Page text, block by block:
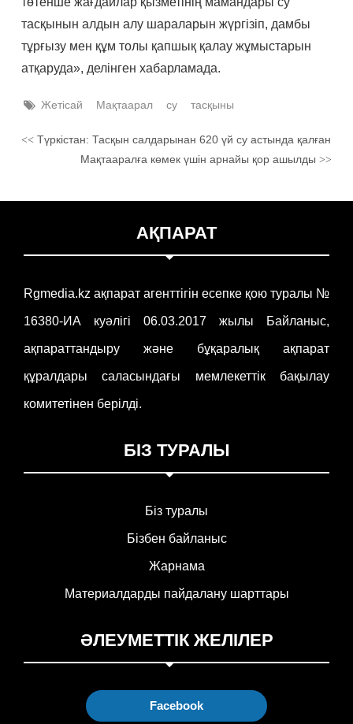
тасқынын алдын алу шараларын жүргізіп, дамбы
тұрғызу мен құм толы қапшық қалау жұмыстарын
атқаруда», делінген хабарламада.
Жетісай Мақтаарал су тасқыны
<<Түркістан: Тасқын салдарынан 620 үй су астында қалған
Мақтааралға көмек үшін арнайы қор ашылды>>
АҚПАРАТ
Rgmedia.kz ақпарат агенттігін есепке қою туралы №
16380-ИА куәлігі 06.03.2017 жылы Байланыс,
ақпараттандыру және бұқаралық ақпарат
құралдары саласындағы мемлекеттік бақылау
комитетінен берілді.
БІЗ ТУРАЛЫ
Біз туралы
Бізбен байланыс
Жарнама
Материалдарды пайдалану шарттары
ӘЛЕУМЕТТІК ЖЕЛІЛЕР
Facebook